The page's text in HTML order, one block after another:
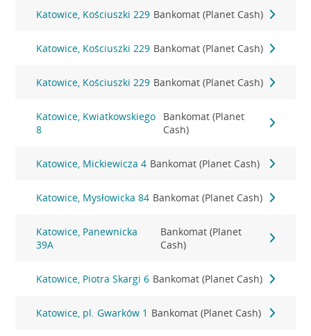
Katowice, Kościuszki 229 Bankomat (Planet Cash)
Katowice, Kościuszki 229 Bankomat (Planet Cash)
Katowice, Kościuszki 229 Bankomat (Planet Cash)
Katowice, Kwiatkowskiego
8
Bankomat (Planet
Cash)
Katowice, Mickiewicza 4 Bankomat (Planet Cash)
Katowice, Mysłowicka 84 Bankomat (Planet Cash)
Katowice, Panewnicka
39A
Bankomat (Planet
Cash)
Katowice, Piotra Skargi 6 Bankomat (Planet Cash)
Katowice, pl. Gwarków 1 Bankomat (Planet Cash)